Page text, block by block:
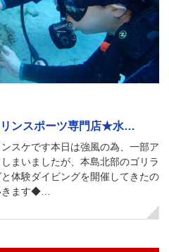
リンスポーツ専門店★水…
スケです本日は強風の為、一部ア
まいましたが、本島北部のゴリラ
体験ダイビングを開催してきたの
きます◆…